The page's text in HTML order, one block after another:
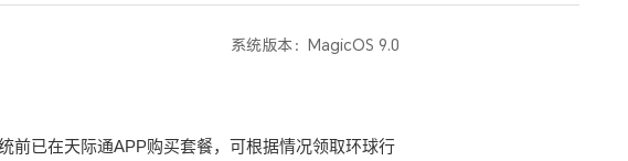
系统版本：MagicOS 9.0
前已在天际通APP购买套餐，可根据情况领取环球行